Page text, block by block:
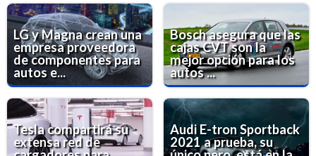
LG y Magna crean una
empresa proveedora
de componentes para
autos e...
Bosch asegura que las
cajas CVT son la
mejor opción para los
autos ...
Tesla compartirá su
extensa red de
Audi E-tron Sportback
2021 a prueba, su